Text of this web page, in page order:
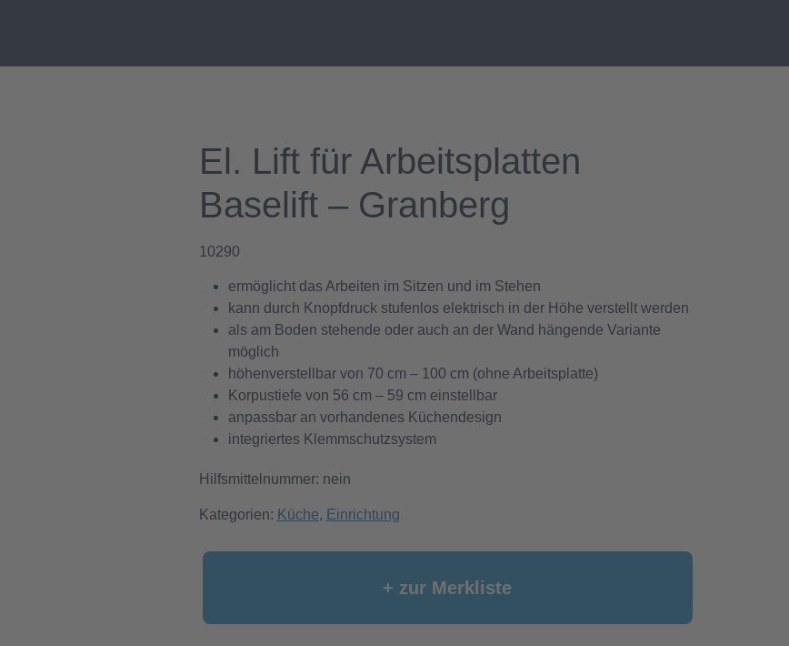
El. Lift für Arbeitsplatten
Baselift – Granberg
10290
ermöglicht das Arbeiten im Sitzen und im Stehen
kann durch Knopfdruck stufenlos elektrisch in der Höhe verstellt werden
als am Boden stehende oder auch an der Wand hängende Variante
möglich
höhenverstellbar von 70 cm – 100 cm (ohne Arbeitsplatte)
Korpustiefe von 56 cm – 59 cm einstellbar
anpassbar an vorhandenes Küchendesign
integriertes Klemmschutzsystem
Hilfsmittelnummer: nein
Kategorien: Küche, Einrichtung
+ zur Merkliste